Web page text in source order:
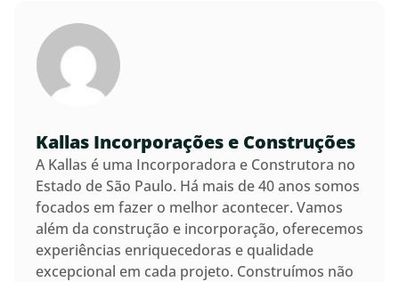
Kallas Incorporações e Construções
A Kallas é uma Incorporadora e Construtora no
Estado de São Paulo. Há mais de 40 anos somos
focados em fazer o melhor acontecer. Vamos
além da construção e incorporação, oferecemos
experiências enriquecedoras e qualidade
excepcional em cada projeto. Construímos não